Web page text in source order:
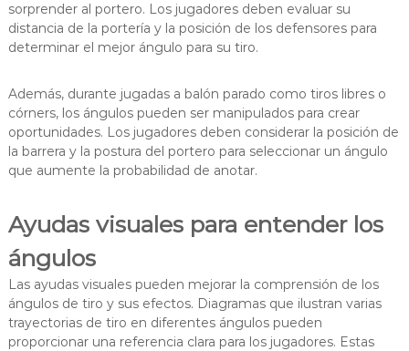
sorprender al portero. Los jugadores deben evaluar su
distancia de la portería y la posición de los defensores para
determinar el mejor ángulo para su tiro.
Además, durante jugadas a balón parado como tiros libres o
córners, los ángulos pueden ser manipulados para crear
oportunidades. Los jugadores deben considerar la posición de
la barrera y la postura del portero para seleccionar un ángulo
que aumente la probabilidad de anotar.
Ayudas visuales para entender los
ángulos
Las ayudas visuales pueden mejorar la comprensión de los
ángulos de tiro y sus efectos. Diagramas que ilustran varias
trayectorias de tiro en diferentes ángulos pueden
proporcionar una referencia clara para los jugadores. Estas